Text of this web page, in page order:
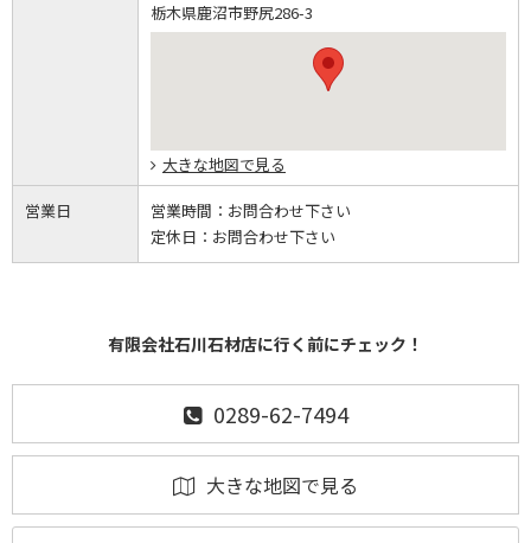
栃木県鹿沼市野尻286-3
大きな地図で見る
営業日 営業時間： お問合わせ下さい
定休日： お問合わせ下さい
有限会社石川石材店に行く前にチェック！
0289-62-7494
大きな地図で見る